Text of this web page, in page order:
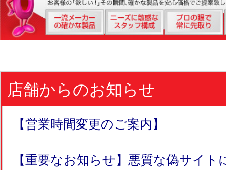
店舗からのお知らせ
【営業時間変更のご案内】
【重要なお知らせ】悪質な偽サイト